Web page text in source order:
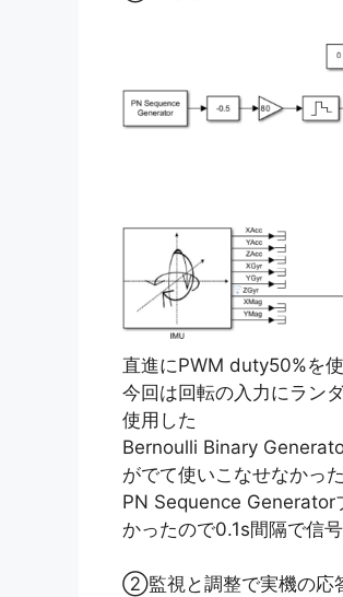
直進にPWM duty50%を
今回は回転の入力にラン
使用した
Bernoulli Binary
がでて使いこなせなかった
PN Sequence Generator
かったので0.1s間隔で信
②監視と調整で実機の応